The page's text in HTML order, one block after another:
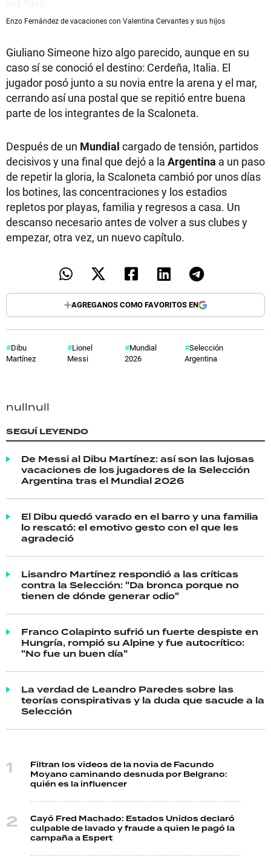
Enzo Fernández de vacaciones con Valentina Cervantes y sus hijos
Giuliano Simeone hizo algo parecido, aunque en su
caso sí se conoció el destino: Cerdeña, Italia. El
jugador posó junto a su novia entre la arena y el mar,
cerrando así una postal que se repitió entre buena
parte de los integrantes de la Scaloneta.
Después de un Mundial cargado de tensión, partidos
decisivos y una final que dejó a la Argentina a un paso
de repetir la gloria, la Scaloneta cambió por unos días
los botines, las concentraciones y los estadios
repletos por playas, familia y regresos a casa. Un
descanso necesario antes de volver a sus clubes y
empezar, otra vez, un nuevo capítulo.
AGREGANOS COMO FAVORITOS EN
Dibu
Martínez
Lionel
Messi
Mundial
2026
Selección
Argentina
nullnull
SEGUÍ LEYENDO
De Messi al Dibu Martínez: así son las lujosas
vacaciones de los jugadores de la Selección
Argentina tras el Mundial 2026
El Dibu quedó varado en el barro y una familia
lo rescató: el emotivo gesto con el que les
agradeció
Lisandro Martínez respondió a las críticas
contra la Selección: "Da bronca porque no
tienen de dónde generar odio"
Franco Colapinto sufrió un fuerte despiste en
Hungría, rompió su Alpine y fue autocrítico:
"No fue un buen día"
La verdad de Leandro Paredes sobre las
teorías conspirativas y la duda que sacude a la
Selección
Filtran los videos de la novia de Facundo
Moyano caminando desnuda por Belgrano:
quién es la influencer
Cayó Fred Machado: Estados Unidos declaró
culpable de lavado y fraude a quien le pagó la
campaña a Espert